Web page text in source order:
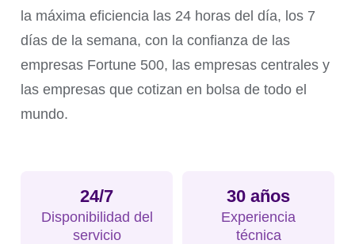
la máxima eficiencia las 24 horas del día, los 7
días de la semana, con la confianza de las
empresas Fortune 500, las empresas centrales y
las empresas que cotizan en bolsa de todo el
mundo.
24/7
Disponibilidad del
servicio
30 años
Experiencia
técnica